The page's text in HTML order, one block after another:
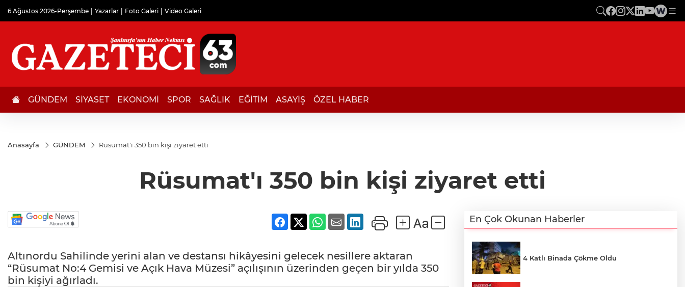
6 Ağustos 2026-Perşembe Yazarlar Foto Galeri Video Galeri
GÜNDEM SİYASET EKONOMİ SPOR SAĞLIK EĞİTİM ASAYİŞ ÖZEL HABER
Anasayfa GÜNDEM Rüsumat'ı 350 bin kişi ziyaret etti
Rüsumat'ı 350 bin kişi ziyaret etti
Altınordu Sahilinde yerini alan ve destansı hikâyesini gelecek nesillere aktaran
“Rüsumat No:4 Gemisi ve Açık Hava Müzesi” açılışının üzerinden geçen bir yılda 350
bin kişiyi ağırladı.
En Çok Okunan Haberler
4 Katlı Binada Çökme Oldu